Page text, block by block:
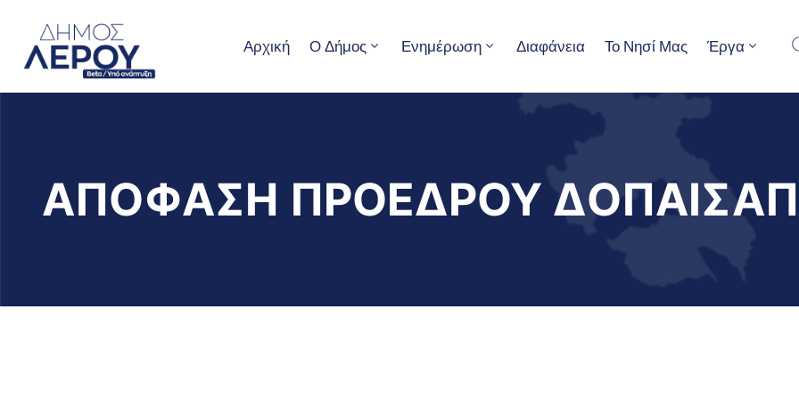
Αρχική Ο Δήμος Ενημέρωση Διαφάνεια Το Νησί Μας Έργα
ΑΠΟΦΑΣΗ ΠΡΟΕΔΡΟΥ ΔΟΠΑΙΣΑΠ